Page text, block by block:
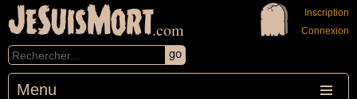
JeSuisMort.com
Menu
Inscription
Connexion